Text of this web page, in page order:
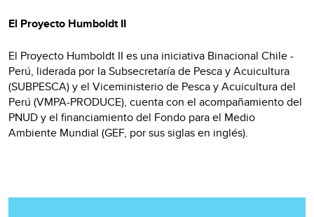
El Proyecto Humboldt II
El Proyecto Humboldt II es una iniciativa Binacional Chile -
Perú, liderada por la Subsecretaría de Pesca y Acuicultura
(SUBPESCA) y el Viceministerio de Pesca y Acuicultura del
Perú (VMPA-PRODUCE), cuenta con el acompañamiento del
PNUD y el financiamiento del Fondo para el Medio
Ambiente Mundial (GEF, por sus siglas en inglés).